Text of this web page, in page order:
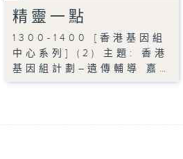
精靈一點
1300-1400 [香港基因組
中心系列] (2) 主題: 香港
基因組計劃–遺傳輔導 嘉…